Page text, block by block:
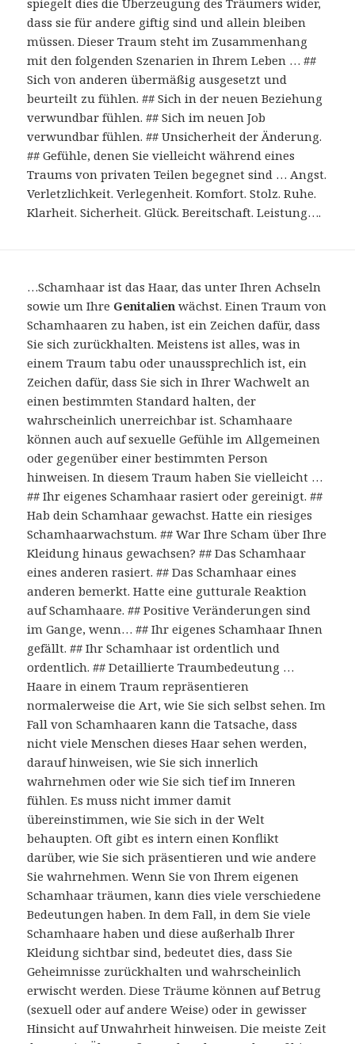
spiegelt dies die Überzeugung des Träumers wider,
dass sie für andere giftig sind und allein bleiben
müssen. Dieser Traum steht im Zusammenhang
mit den folgenden Szenarien in Ihrem Leben … ##
Sich von anderen übermäßig ausgesetzt und
beurteilt zu fühlen. ## Sich in der neuen Beziehung
verwundbar fühlen. ## Sich im neuen Job
verwundbar fühlen. ## Unsicherheit der Änderung.
## Gefühle, denen Sie vielleicht während eines
Traums von privaten Teilen begegnet sind … Angst.
Verletzlichkeit. Verlegenheit. Komfort. Stolz. Ruhe.
Klarheit. Sicherheit. Glück. Bereitschaft. Leistung….
…Schamhaar ist das Haar, das unter Ihren Achseln
sowie um Ihre Genitalien wächst. Einen Traum von
Schamhaaren zu haben, ist ein Zeichen dafür, dass
Sie sich zurückhalten. Meistens ist alles, was in
einem Traum tabu oder unaussprechlich ist, ein
Zeichen dafür, dass Sie sich in Ihrer Wachwelt an
einen bestimmten Standard halten, der
wahrscheinlich unerreichbar ist. Schamhaare
können auch auf sexuelle Gefühle im Allgemeinen
oder gegenüber einer bestimmten Person
hinweisen. In diesem Traum haben Sie vielleicht …
## Ihr eigenes Schamhaar rasiert oder gereinigt. ##
Hab dein Schamhaar gewachst. Hatte ein riesiges
Schamhaarwachstum. ## War Ihre Scham über Ihre
Kleidung hinaus gewachsen? ## Das Schamhaar
eines anderen rasiert. ## Das Schamhaar eines
anderen bemerkt. Hatte eine gutturale Reaktion
auf Schamhaare. ## Positive Veränderungen sind
im Gange, wenn… ## Ihr eigenes Schamhaar Ihnen
gefällt. ## Ihr Schamhaar ist ordentlich und
ordentlich. ## Detaillierte Traumbedeutung …
Haare in einem Traum repräsentieren
normalerweise die Art, wie Sie sich selbst sehen. Im
Fall von Schamhaaren kann die Tatsache, dass
nicht viele Menschen dieses Haar sehen werden,
darauf hinweisen, wie Sie sich innerlich
wahrnehmen oder wie Sie sich tief im Inneren
fühlen. Es muss nicht immer damit
übereinstimmen, wie Sie sich in der Welt
behaupten. Oft gibt es intern einen Konflikt
darüber, wie Sie sich präsentieren und wie andere
Sie wahrnehmen. Wenn Sie von Ihrem eigenen
Schamhaar träumen, kann dies viele verschiedene
Bedeutungen haben. In dem Fall, in dem Sie viele
Schamhaare haben und diese außerhalb Ihrer
Kleidung sichtbar sind, bedeutet dies, dass Sie
Geheimnisse zurückhalten und wahrscheinlich
erwischt werden. Diese Träume können auf Betrug
(sexuell oder auf andere Weise) oder in gewisser
Hinsicht auf Unwahrheit hinweisen. Die meiste Zeit